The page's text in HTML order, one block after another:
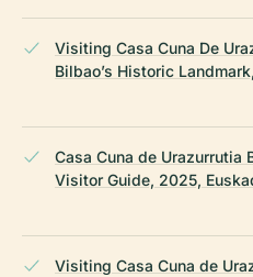
Visiting Casa Cuna De
Bilbao’s Historic
Casa Cuna de Urazurrutia
Visitor Guide, 2025,
Visiting Casa Cuna de